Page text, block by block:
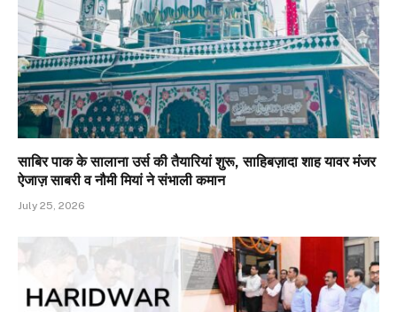
साबिर पाक के सालाना उर्स की तैयारियां शुरू, साहिबज़ादा शाह यावर मंजर
ऐजाज़ साबरी व नौमी मियां ने संभाली कमान
July 25, 2026